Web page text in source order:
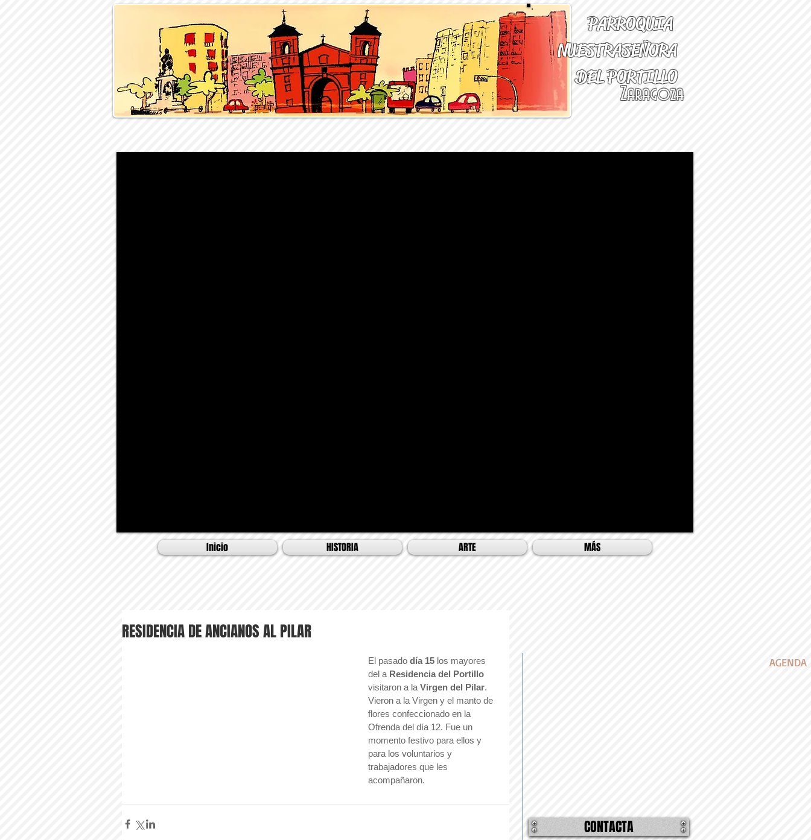
PARROQUIA
NUESTRASEÑORA
DEL PORTILLO
Zaragoza
Inicio HISTORIA ARTE MÁS
RESIDENCIA DE ANCIANOS AL PILAR
El pasado día 15 los mayores
del a Residencia del Portillo
visitaron a la Virgen del Pilar.
Vieron a la Virgen y el manto de
flores confeccionado en la
Ofrenda del día 12. Fue un
momento festivo para ellos y
para los voluntarios y
trabajadores que les
acompañaron.
CONTACTA
AGENDA